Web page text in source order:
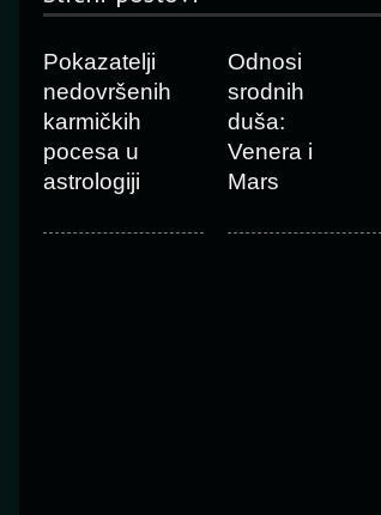
Pokazatelji
nedovršenih
karmičkih
pocesa u
astrologiji
Odnosi
srodnih
duša:
Venera i
Mars